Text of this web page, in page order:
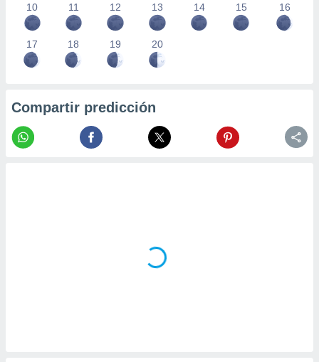
10 11 12 13 14 15 16
17 18 19 20
Compartir predicción